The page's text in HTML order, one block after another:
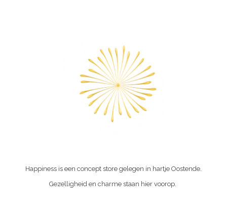
Happiness is een concept store gelegen in hartje Oostende.
Gezelligheid en charme staan hier voorop.